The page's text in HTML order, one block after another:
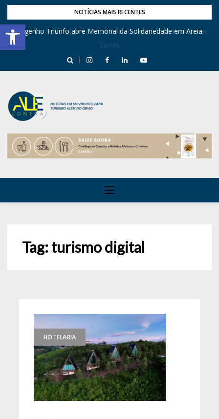
Barra de Ferramentas Aberta
NOTÍCIAS MAIS RECENTES
Engenho Triunfo abre Memorial da Solidariedade em Areia
Tag:turismo digital
HOTELARIA